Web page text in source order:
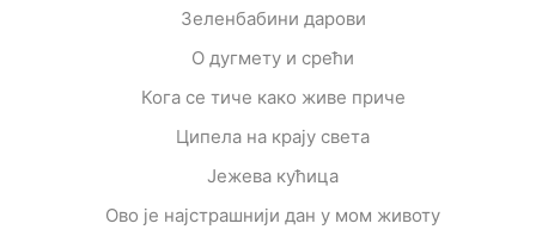
Зеленбабини дарови
О дугмету и срећи
Кога се тиче како живе приче
Ципела на крају света
Јежева кућица
Ово је најстрашнији дан у мом животу